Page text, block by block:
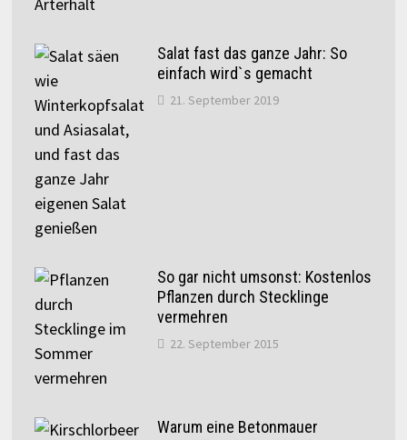
Salat fast das ganze Jahr: So
einfach wird`s gemacht
21. September 2019
So gar nicht umsonst: Kostenlos
Pflanzen durch Stecklinge
vermehren
22. September 2015
Warum eine Betonmauer